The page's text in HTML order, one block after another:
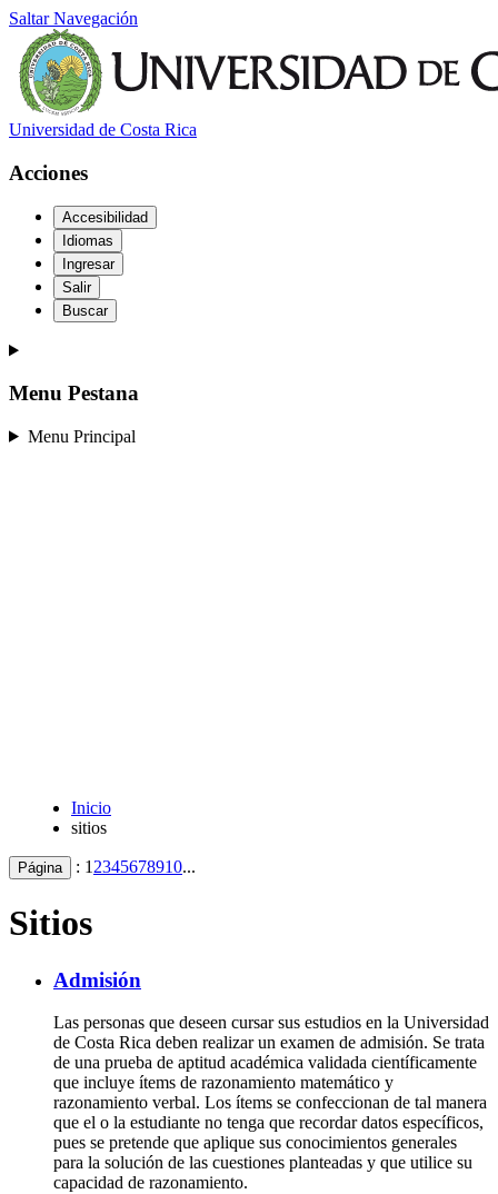
Saltar Navegación
Universidad de Costa Rica
Acciones
Accesibilidad
Idiomas
Ingresar
Salir
Buscar
Menu Pestana
Menu Principal
Inicio
sitios
Página : 1 2345678910...
Sitios
Admisión
Las personas que deseen cursar sus estudios en la Universidad
de Costa Rica deben realizar un examen de admisión. Se trata
de una prueba de aptitud académica validada científicamente
que incluye ítems de razonamiento matemático y
razonamiento verbal. Los ítems se confeccionan de tal manera
que el o la estudiante no tenga que recordar datos específicos,
pues se pretende que aplique sus conocimientos generales
para la solución de las cuestiones planteadas y que utilice su
capacidad de razonamiento.